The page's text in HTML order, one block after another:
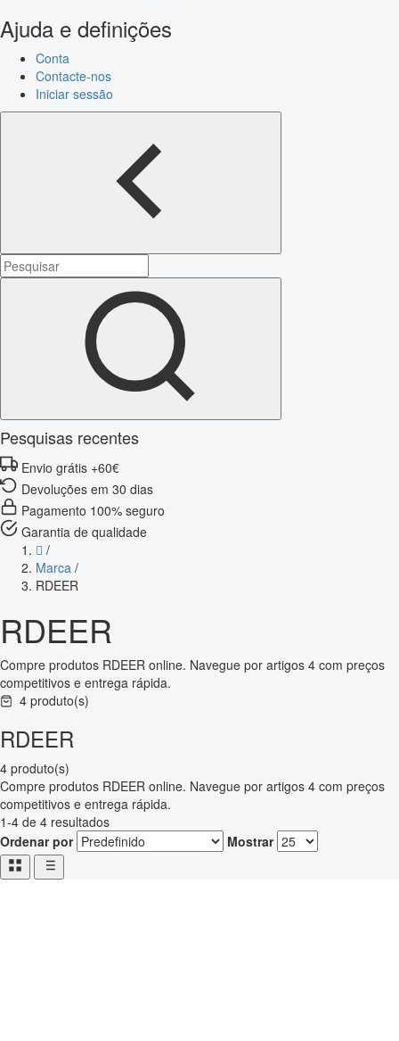
Ajuda e definições
Conta
Contacte-nos
Iniciar sessão
Pesquisas recentes
Envio grátis +60€
Devoluções em 30 dias
Pagamento 100% seguro
Garantia de qualidade
/
Marca /
RDEER
RDEER
Compre produtos RDEER online. Navegue por artigos 4 com preços
competitivos e entrega rápida.
4 produto(s)
RDEER
4 produto(s)
Compre produtos RDEER online. Navegue por artigos 4 com preços
competitivos e entrega rápida.
1-4 de 4 resultados
Ordenar por
Mostrar